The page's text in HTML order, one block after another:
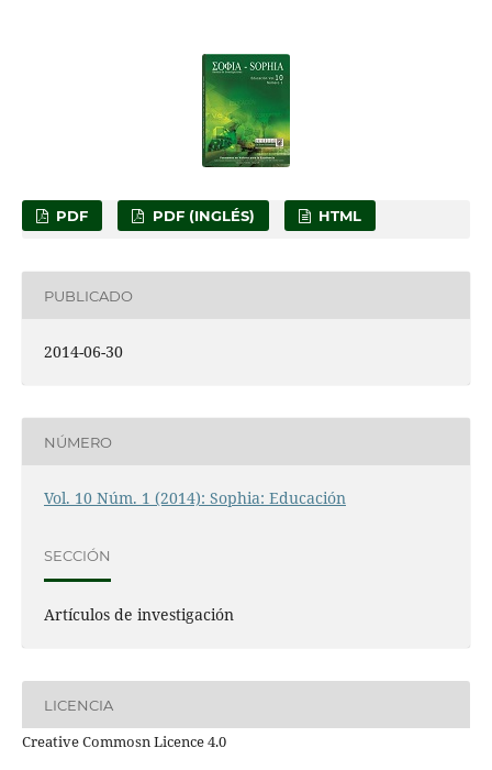
PDF PDF (INGLÉS) HTML
PUBLICADO
2014-06-30
NÚMERO
Vol. 10 Núm. 1 (2014): Sophia: Educación
SECCIÓN
Artículos de investigación
LICENCIA
Creative Commosn Licence 4.0